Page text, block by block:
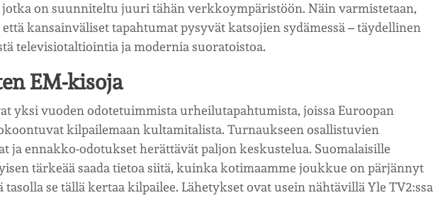
jotka on suunniteltu juuri tähän verkkoympäristöön. Näin varmistetaan,
kansainväliset tapahtumat pysyvät katsojien sydämessä – täydellinen
televisiotaltiointia ja modernia suoratoistoa.
EM-kisoja
yksi vuoden odotetuimmista urheilutapahtumista, joissa Euroopan
kilpailemaan kultamitalista. Turnaukseen osallistuvien
ja ennakko-odotukset herättävät paljon keskustelua. Suomalaisille
tärkeää saada tietoa siitä, kuinka kotimaamme joukkue on pärjännyt
se tällä kertaa kilpailee. Lähetykset ovat usein nähtävillä Yle TV2:ssa